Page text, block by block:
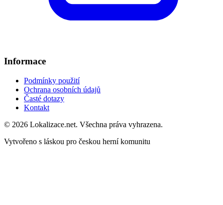
Informace
Podmínky použití
Ochrana osobních údajů
Časté dotazy
Kontakt
© 2026 Lokalizace.net. Všechna práva vyhrazena.
Vytvořeno s láskou pro českou herní komunitu